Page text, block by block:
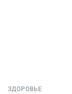
ЗДОРОВЬЕ